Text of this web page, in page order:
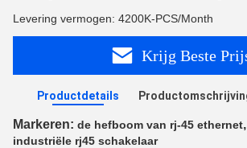
Levering vermogen: 4200K-PCS/Month
Krijg Beste
Productdetails
Markeren: de hefboom van rj-45 ethernet,
industriële rj45 schakelaar